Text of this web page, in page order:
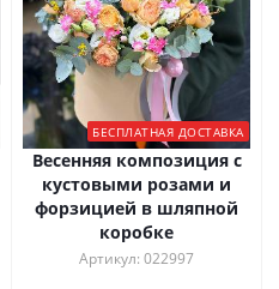
БЕСПЛАТНАЯ ДОСТАВКА
Весенняя композиция с
кустовыми розами и
форзицией в шляпной
коробке
Артикул: 022997